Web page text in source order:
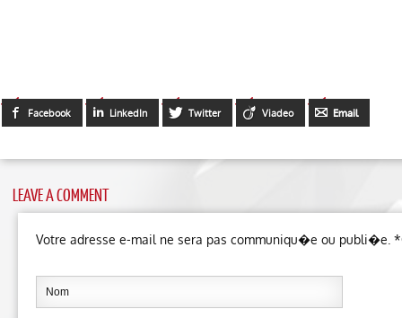
Facebook LinkedIn Twitter Viadeo Email
LEAVE A COMMENT
Votre adresse e-mail ne sera pas communiqu�e ou publi�e.